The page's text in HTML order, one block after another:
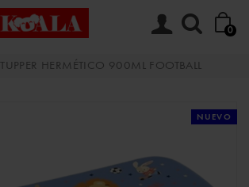
0
TUPPER HERMÉTICO 900ML FOOTBALL
NUEVO